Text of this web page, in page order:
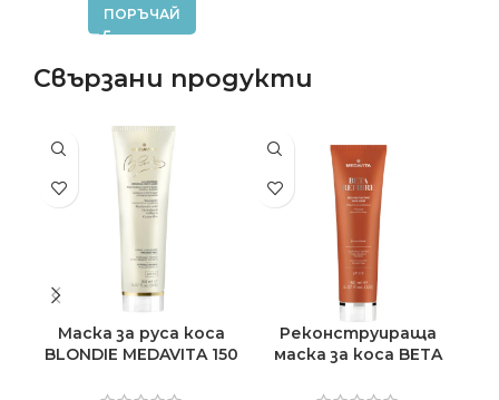
ПОРЪЧАЙ
Свързани продукти
Маска за руса коса
BLONDIE MEDAVITA 150
Реконструираща
маска за коса BETA